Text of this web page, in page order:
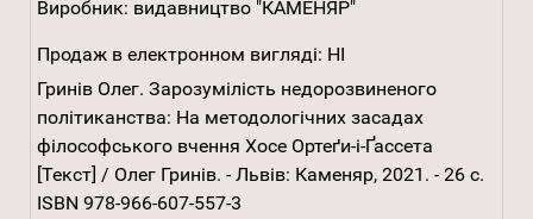
Виробник: видавництво "КАМЕНЯР"
Продаж в електронном вигляді: НІ
Гринів Олег. Зарозумілість недорозвиненого
політиканства: На методологічних засадах
філософського вчення Хосе Ортеґи-і-Ґассета
[Текст] / Олег Гринів. - Львів: Каменяр, 2021. - 26 с.
ISBN 978-966-607-557-3